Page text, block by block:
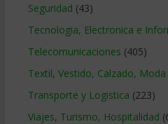
Seguridad (43)
Tecnologia, Electronica e
Telecomunicaciones (405)
Textil, Vestido, Calzado, Moda
Transporte y Logistica (223)
Viajes, Turismo, Hospitalidad